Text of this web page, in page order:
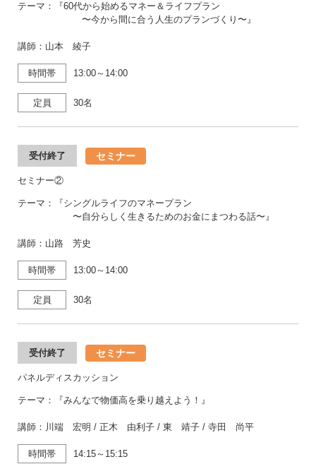
テーマ：『60代から始めるマネー＆ライフプラン
〜今から間に合う人生のプランづくり〜』
講師：山本 綾子
時間帯 13:00～14:00
定員 30名
受付終了 セミナー
セミナー②
テーマ：『シングルライフのマネープラン
〜自分らしく生きるためのお金にまつわる話〜』
講師：山路 芳史
時間帯 13:00～14:00
定員 30名
受付終了 セミナー
パネルディスカッション
テーマ：『みんなで物価高を乗り越えよう！』
講師：川端 宏明 / 正木 由利子 / 東 靖子 / 寺田 尚平
時間帯 14:15～15:15